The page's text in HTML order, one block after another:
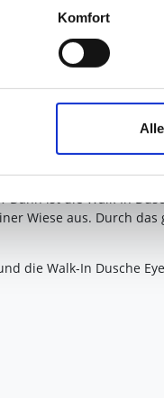
Partner erfahren und
klicken, willigen
Komfort
Tiger
ist die Walk-In
Wiese aus. Durch
die Walk-In Dusche